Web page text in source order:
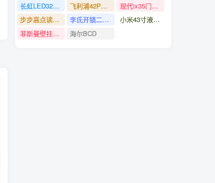
顺德大良鱼灯“游”进第139届广交会 演绎“工业设计赋能非遗 乌称俄军袭击港口城市敖德萨 造成2人死亡14人受伤
长虹LED32C2000液晶电视批示灯亮但不开机的修缮
飞利浦42PFL7432
现代ix35门锁开关
步步高点读机t800配置
李氏开锁二合一工具
小米43寸液晶电视不通电的疑问修缮
菲斯曼壁挂炉水压怎样看高下正确的处置方法与步骤
海尔BCD